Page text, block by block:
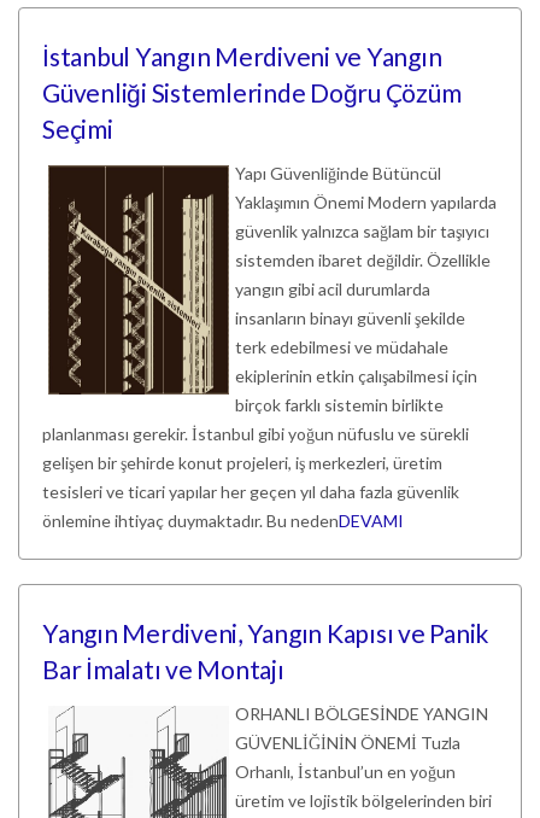
İstanbul Yangın Merdiveni ve Yangın
Güvenliği Sistemlerinde Doğru Çözüm
Seçimi
Yapı Güvenliğinde Bütüncül
Yaklaşımın Önemi Modern yapılarda
güvenlik yalnızca sağlam bir taşıyıcı
sistemden ibaret değildir. Özellikle
yangın gibi acil durumlarda
insanların binayı güvenli şekilde
terk edebilmesi ve müdahale
ekiplerinin etkin çalışabilmesi için
birçok farklı sistemin birlikte
planlanması gerekir. İstanbul gibi yoğun nüfuslu ve sürekli
gelişen bir şehirde konut projeleri, iş merkezleri, üretim
tesisleri ve ticari yapılar her geçen yıl daha fazla güvenlik
önlemine ihtiyaç duymaktadır. Bu nedenDEVAMI
Yangın Merdiveni, Yangın Kapısı ve Panik
Bar İmalatı ve Montajı
ORHANLI BÖLGESİNDE YANGIN
GÜVENLİĞİNİN ÖNEMİ Tuzla
Orhanlı, İstanbul’un en yoğun
üretim ve lojistik bölgelerinden biri